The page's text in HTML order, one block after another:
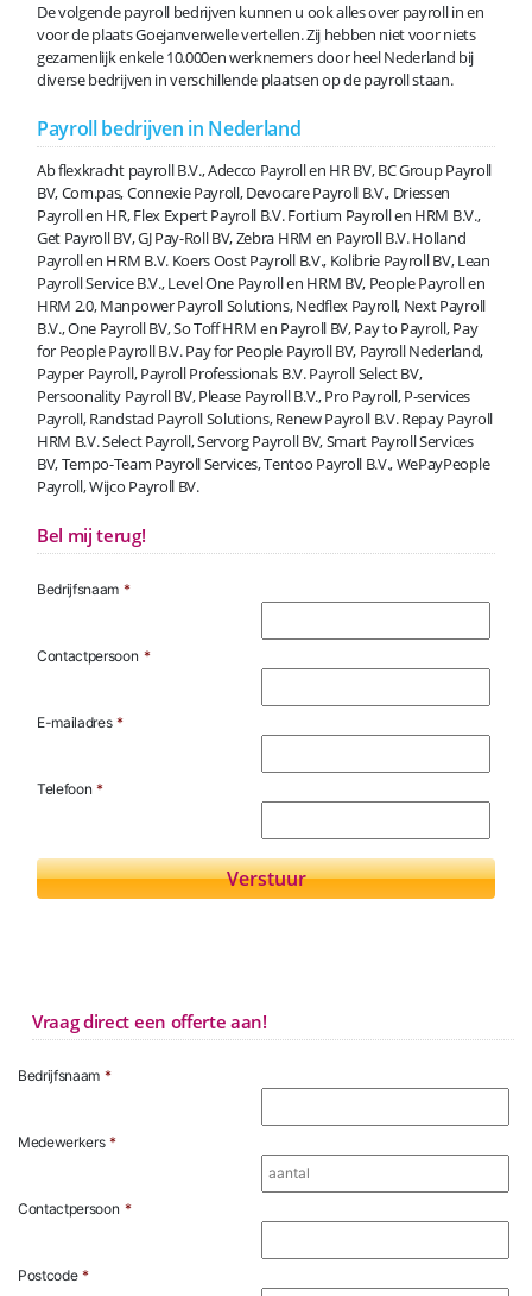
De volgende payroll bedrijven kunnen u ook alles over payroll in en
voor de plaats Goejanverwelle vertellen. Zij hebben niet voor niets
gezamenlijk enkele 10.000en werknemers door heel Nederland bij
diverse bedrijven in verschillende plaatsen op de payroll staan.
Payroll bedrijven in Nederland
Ab flexkracht payroll B.V., Adecco Payroll en HR BV, BC Group Payroll
BV, Com.pas, Connexie Payroll, Devocare Payroll B.V., Driessen
Payroll en HR, Flex Expert Payroll B.V. Fortium Payroll en HRM B.V.,
Get Payroll BV, GJ Pay-Roll BV, Zebra HRM en Payroll B.V. Holland
Payroll en HRM B.V. Koers Oost Payroll B.V., Kolibrie Payroll BV, Lean
Payroll Service B.V., Level One Payroll en HRM BV, People Payroll en
HRM 2.0, Manpower Payroll Solutions, Nedflex Payroll, Next Payroll
B.V., One Payroll BV, So Toff HRM en Payroll BV, Pay to Payroll, Pay
for People Payroll B.V. Pay for People Payroll BV, Payroll Nederland,
Payper Payroll, Payroll Professionals B.V. Payroll Select BV,
Persoonality Payroll BV, Please Payroll B.V., Pro Payroll, P-services
Payroll, Randstad Payroll Solutions, Renew Payroll B.V. Repay Payroll
HRM B.V. Select Payroll, Servorg Payroll BV, Smart Payroll Services
BV, Tempo-Team Payroll Services, Tentoo Payroll B.V., WePayPeople
Payroll, Wijco Payroll BV.
Bel mij terug!
Bedrijfsnaam *
Contactpersoon *
E-mailadres *
Telefoon *
Vraag direct een offerte aan!
Bedrijfsnaam *
Medewerkers *
Contactpersoon *
Postcode *